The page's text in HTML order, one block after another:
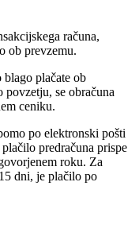
računa,
ob prevzemu.
plačate ob
se obračuna
ceniku.
po elektronski pošti
predračuna prispe
roku. Za
dni, je plačilo po